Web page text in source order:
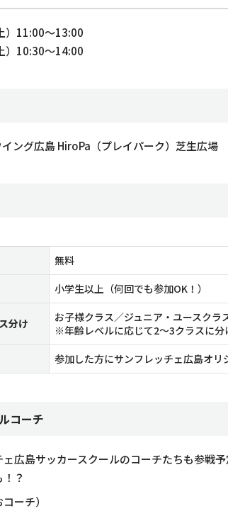
）11:00〜13:00
）10:30〜14:00
ング広島 HiroPa（プレイパーク）芝生広場
無料
小学生以上（何回でも参加OK！）
分け
お子様クラス／ジュニア・ユースクラ
※年齢レベルに応じて2〜3クラスに分
参加した方にサンフレッチェ広島オリ
コーチ
広島サッカースクールのコーチたちも参戦
？
ーチ）